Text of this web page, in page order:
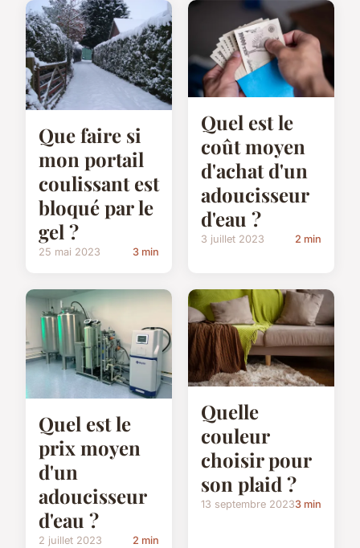
Que faire si
mon portail
coulissant est
bloqué par le
gel ?
25 mai 2023 3 min
Quel est le
coût moyen
d'achat d'un
adoucisseur
d'eau ?
3 juillet 2023 2 min
Quel est le
prix moyen
d'un
adoucisseur
d'eau ?
2 juillet 2023 2 min
Quelle
couleur
choisir pour
son plaid ?
13 septembre 20233 min